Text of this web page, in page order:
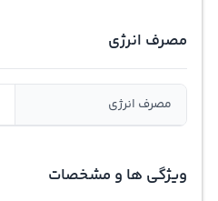
مصرف انرژی
مصرف انرژی
ویژگی ها و مشخصات